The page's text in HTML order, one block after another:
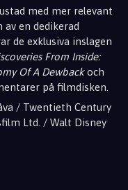
med mer relevant
en dedikerad
de exklusiva inslagen
From Inside:
Of A Dewbackoch
på filmdisken.
/ Twentieth Century
Ltd. / Walt Disney